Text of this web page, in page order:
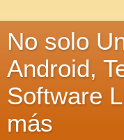
No solo
Android,
Software
más